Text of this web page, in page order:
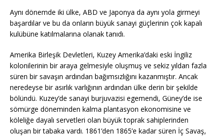
Aynı dönemde iki ülke, ABD ve Japonya da aynı yola girmeyi
başardılar ve bu da onların büyük sanayi güçlerinin çok kapalı
kulübüne katılmalarına olanak tanıdı.
Amerika Birleşik Devletleri, Kuzey Amerika’daki eski İngiliz
kolonilerinin bir araya gelmesiyle oluşmuş ve sekiz yıldan fazla
süren bir savaşın ardından bağımsızlığını kazanmıştır. Ancak
neredeyse bir asırlık varlığının ardından ülke derin bir şekilde
bölündü. Kuzey’de sanayi burjuvazisi egemendi, Güney’de ise
sömürge döneminden kalma plantasyon ekonomisine ve
köleliğe dayalı servetleri olan büyük toprak sahiplerinden
oluşan bir tabaka vardı. 1861’den 1865’e kadar süren İç Savaş,